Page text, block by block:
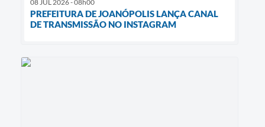
08 JUL 2026 - 08h00
PREFEITURA DE JOANÓPOLIS LANÇA CANAL
DE TRANSMISSÃO NO INSTAGRAM